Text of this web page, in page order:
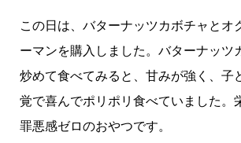
この日は、バターナッツカボチャとオ
ーマンを購入しました。バターナッツ
炒めて食べてみると、甘みが強く、子
覚で喜んでポリポリ食べていました。
罪悪感ゼロのおやつです。